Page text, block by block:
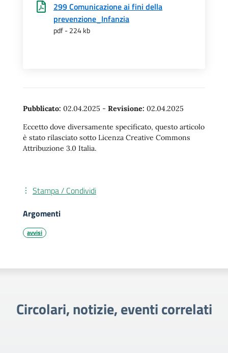
299 Comunicazione ai fini della
prevenzione_Infanzia
pdf - 224 kb
Pubblicato: 02.04.2025 - Revisione: 02.04.2025
Eccetto dove diversamente specificato, questo articolo
è stato rilasciato sotto Licenza Creative Commons
Attribuzione 3.0 Italia.
Stampa / Condividi
Argomenti
avvisi
Circolari, notizie, eventi correlati